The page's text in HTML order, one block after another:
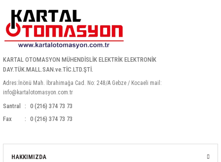
KARTAL OTOMASYON MÜHENDİSLİK ELEKTRİK ELEKTRONİK
DAY.TÜK.MALL.SAN.ve.TİC.LTD.ŞTİ.
Adres:İnönü Mah. İbrahimağa Cad. No: 248/A Gebze / Kocaeli mail:
info@kartalotomasyon.com.tr
Santral
0 (216) 374 73 73
Fax
0 (216) 374 73 73
HAKKIMIZDA